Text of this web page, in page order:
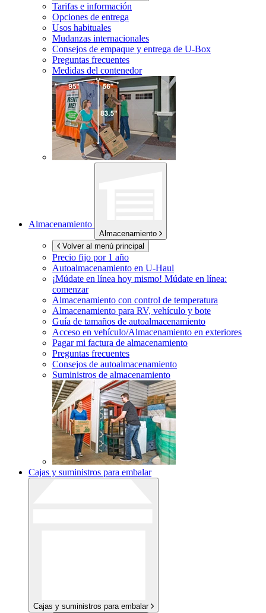
Tarifas e información
Opciones de entrega
Usos habituales
Mudanzas internacionales
Consejos de empaque y entrega de U-Box
Preguntas frecuentes
Medidas del contenedor
Almacenamiento
Almacenamiento
Volver al menú principal
Precio fijo por 1 año
Autoalmacenamiento en U-Haul
¡Múdate en línea hoy mismo! Múdate en línea:
comenzar
Almacenamiento con control de temperatura
Almacenamiento para RV, vehículo y bote
Guía de tamaños de autoalmacenamiento
Acceso en vehículo/Almacenamiento en exteriores
Pagar mi factura de almacenamiento
Preguntas frecuentes
Consejos de autoalmacenamiento
Suministros de almacenamiento
Cajas y suministros para embalar
Cajas y suministros para embalar